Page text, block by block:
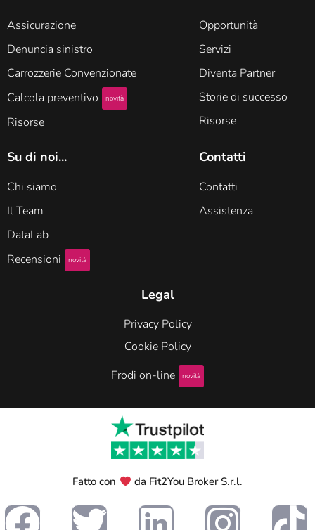
Assicurazione
Denuncia sinistro
Carrozzerie Convenzionate
Calcola preventivo
novità
Risorse
Opportunità
Servizi
Diventa Partner
Storie di successo
Risorse
Su di noi...
Chi siamo
Il Team
DataLab
Recensioni
novità
Contatti
Contatti
Assistenza
Legal
Privacy Policy
Cookie Policy
Frodi on-line
novità
Fatto con da Fit2You Broker S.r.l.